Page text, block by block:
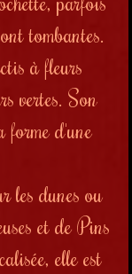
tombantes.
à fleurs
vertes. Son
forme d'une
les dunes ou
et de Pins
elle est